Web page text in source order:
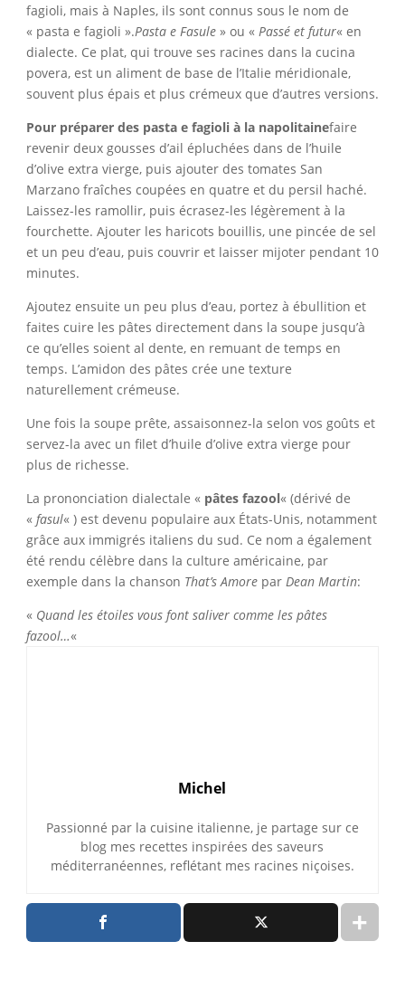
fagioli, mais à Naples, ils sont connus sous le nom de
« pasta e fagioli ».Pasta e Fasule» ou « Passé et futur« en
dialecte. Ce plat, qui trouve ses racines dans la cucina
povera, est un aliment de base de l’Italie méridionale,
souvent plus épais et plus crémeux que d’autres versions.
Pour préparer des pasta e fagioli à la napolitainefaire
revenir deux gousses d’ail épluchées dans de l’huile
d’olive extra vierge, puis ajouter des tomates San
Marzano fraîches coupées en quatre et du persil haché.
Laissez-les ramollir, puis écrasez-les légèrement à la
fourchette. Ajouter les haricots bouillis, une pincée de sel
et un peu d’eau, puis couvrir et laisser mijoter pendant 10
minutes.
Ajoutez ensuite un peu plus d’eau, portez à ébullition et
faites cuire les pâtes directement dans la soupe jusqu’à
ce qu’elles soient al dente, en remuant de temps en
temps. L’amidon des pâtes crée une texture
naturellement crémeuse.
Une fois la soupe prête, assaisonnez-la selon vos goûts et
servez-la avec un filet d’huile d’olive extra vierge pour
plus de richesse.
La prononciation dialectale « pâtes fazool« (dérivé de
« fasul« ) est devenu populaire aux États-Unis, notamment
grâce aux immigrés italiens du sud. Ce nom a également
été rendu célèbre dans la culture américaine, par
exemple dans la chanson That’s Amorepar Dean Martin:
« Quand les étoiles vous font saliver comme les pâtes
fazool…«
Michel
Passionné par la cuisine italienne, je partage sur ce
blog mes recettes inspirées des saveurs
méditerranéennes, reflétant mes racines niçoises.